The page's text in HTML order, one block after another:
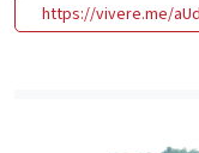
https://vivere.me/